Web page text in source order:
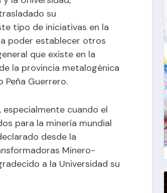
su
tipo de iniciativas en la
poder establecer otros
que existe en la
la provincia metalogénica
Peña Guerrero.
cuando el
para la minería mundial
desde la
Minero-
a la Universidad su